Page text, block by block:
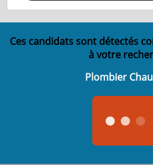
Ces candidats sont détectés
à votre
Plombier